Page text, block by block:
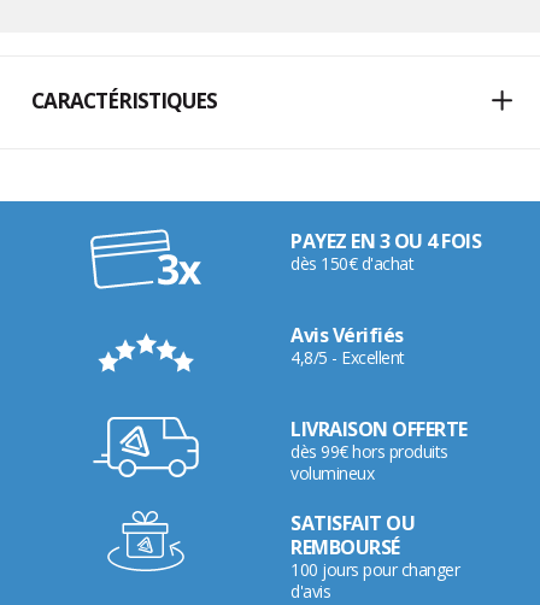
CARACTÉRISTIQUES
PAYEZ EN 3 OU 4 FOIS
dès 150€ d'achat
Avis Vérifiés
4,8/5 - Excellent
LIVRAISON OFFERTE
dès 99€ hors produits
volumineux
SATISFAIT OU
REMBOURSÉ
100 jours pour changer
d'avis